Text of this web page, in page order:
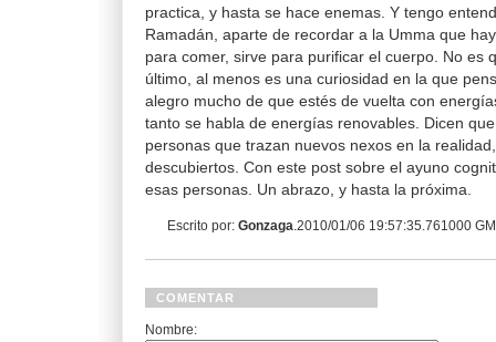
practica, y hasta se hace enemas. Y tengo
Ramadán, aparte de recordar a la Umma que
para comer, sirve para purificar el cuerpo. No es
último, al menos es una curiosidad en la que
alegro mucho de que estés de vuelta con
tanto se habla de energías renovables. Dicen
personas que trazan nuevos nexos en la
descubiertos. Con este post sobre el ayuno
esas personas. Un abrazo, y hasta la próxima.
Escrito por: Gonzaga .2010/01/06 19:57:35.761000
COMENTAR
Nombre: